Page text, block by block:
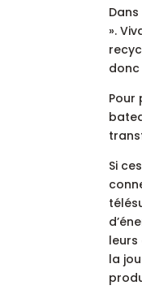
».
donc
Pour
Si
la